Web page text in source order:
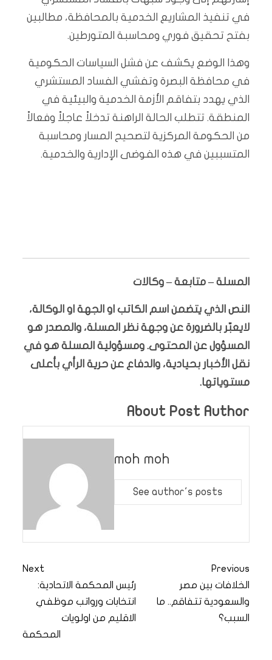
في تنفيذ المشاريع الخدمية بالمحافظة، مطالبين
بفتح تحقيق فوري ومحاسبة المتورطين.
وهذا الوضع يكشف عن فشل السياسات الحكومية
في محافظة البصرة وتفشي الفساد المستشري
الذي يهدد بتفاقم الأزمة الخدمية والبيئية في
المنطقة. تتطلب الحالة الراهنة تدخلاً عاجلاً وفعالاً
من الحكومة المركزية لتصحيح المسار ومحاسبة
المتسببين في هذه الفوضى الإدارية والخدمية.
المسلة – متابعة – وكالات
النص الذي يتضمن اسم الكاتب او الجهة او الوكالة،
لايعبّر بالضرورة عن وجهة نظر المسلة، والمصدر هو
المسؤول عن المحتوى. ومسؤولية المسلة هو في
نقل الأخبار بحيادية، والدفاع عن حرية الرأي بأعلى
مستوياتها.
About Post Author
moh moh
See author's posts
Previous
الخلافات بين مصر
والسعودية تتفاقم.. ما
السبب؟
Next
رئيس المحكمة الاتحادية:
انتخابات ورواتب موظفي
الاقليم من اولويات
المحكمة